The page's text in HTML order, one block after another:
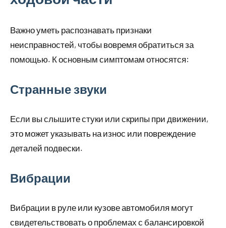
Важно уметь распознавать признаки
неисправностей, чтобы вовремя обратиться за
помощью. К основным симптомам относятся:
Странные звуки
Если вы слышите стуки или скрипы при движении,
это может указывать на износ или повреждение
деталей подвески.
Вибрации
Вибрации в руле или кузове автомобиля могут
свидетельствовать о проблемах с балансировкой